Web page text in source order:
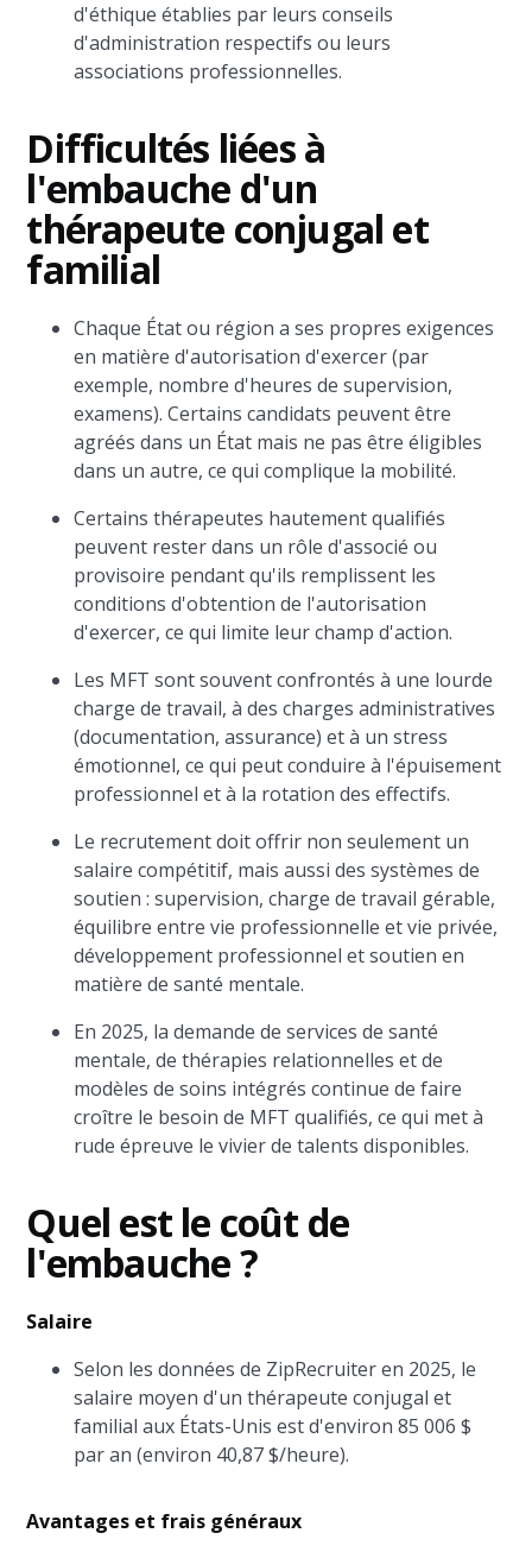
d'éthique établies par leurs conseils
d'administration respectifs ou leurs
associations professionnelles.
Difficultés liées à
l'embauche d'un
thérapeute conjugal et
familial
Chaque État ou région a ses propres exigences
en matière d'autorisation d'exercer (par
exemple, nombre d'heures de supervision,
examens). Certains candidats peuvent être
agréés dans un État mais ne pas être éligibles
dans un autre, ce qui complique la mobilité.
Certains thérapeutes hautement qualifiés
peuvent rester dans un rôle d'associé ou
provisoire pendant qu'ils remplissent les
conditions d'obtention de l'autorisation
d'exercer, ce qui limite leur champ d'action.
Les MFT sont souvent confrontés à une lourde
charge de travail, à des charges administratives
(documentation, assurance) et à un stress
émotionnel, ce qui peut conduire à l'épuisement
professionnel et à la rotation des effectifs.
Le recrutement doit offrir non seulement un
salaire compétitif, mais aussi des systèmes de
soutien : supervision, charge de travail gérable,
équilibre entre vie professionnelle et vie privée,
développement professionnel et soutien en
matière de santé mentale.
En 2025, la demande de services de santé
mentale, de thérapies relationnelles et de
modèles de soins intégrés continue de faire
croître le besoin de MFT qualifiés, ce qui met à
rude épreuve le vivier de talents disponibles.
Quel est le coût de
l'embauche ?
Salaire
Selon les données de ZipRecruiter en 2025, le
salaire moyen d'un thérapeute conjugal et
familial aux États-Unis est d'environ 85 006 $
par an (environ 40,87 $/heure).
Avantages et frais généraux